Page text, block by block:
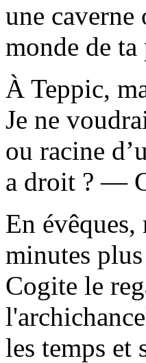
une
monde de ta
À Teppic,
Je ne
ou racine
a droit ? —
En
minutes
Cogite le
les temps et